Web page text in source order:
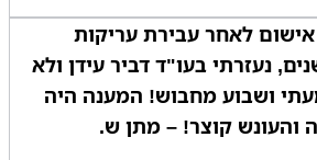
לאחר עבירת עריקות
נעזרתי בעו"ד דביר עידן ולא
ושבוע מחבוש! המענה היה
והעונש קוצר! – מתן ש.